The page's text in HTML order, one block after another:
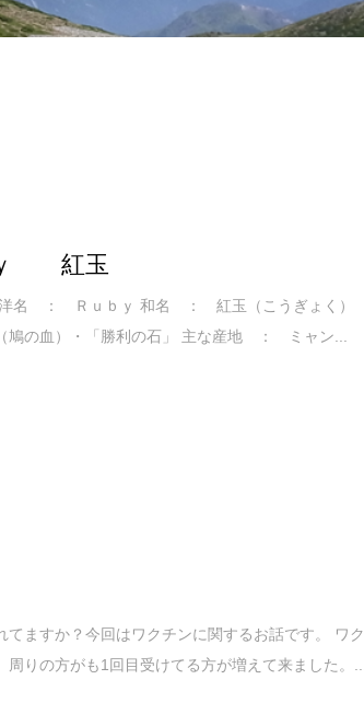
紅玉
： Ｒｕｂｙ 和名 ： 紅玉（こうぎょく）
の血）・「勝利の石」 主な産地 ： ミャン...
てますか？今回はワクチンに関するお話です。 ワク
りの方がも1回目受けてる方が増えて来ました。...